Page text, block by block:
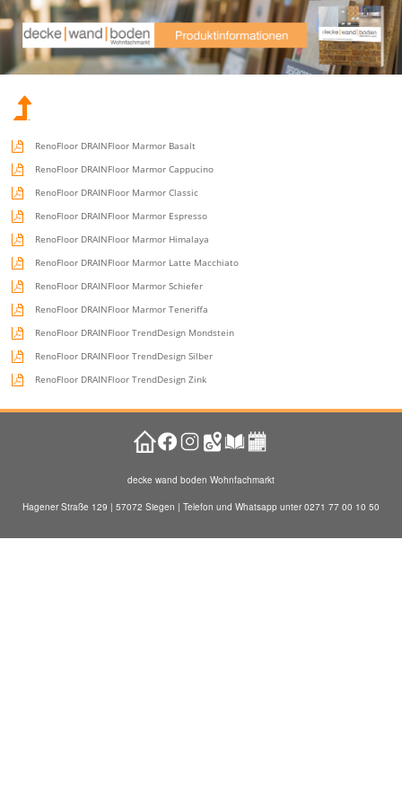
.
RenoFloor DRAINFloor Marmor Basalt
RenoFloor DRAINFloor Marmor Cappucino
RenoFloor DRAINFloor Marmor Classic
RenoFloor DRAINFloor Marmor Espresso
RenoFloor DRAINFloor Marmor Himalaya
RenoFloor DRAINFloor Marmor Latte Macchiato
RenoFloor DRAINFloor Marmor Schiefer
RenoFloor DRAINFloor Marmor Teneriffa
RenoFloor DRAINFloor TrendDesign Mondstein
RenoFloor DRAINFloor TrendDesign Silber
RenoFloor DRAINFloor TrendDesign Zink
decke wand boden Wohnfachmarkt
Hagener Straße 129 | 57072 Siegen | Telefon und Whatsapp unter 0271 77 00 10 50